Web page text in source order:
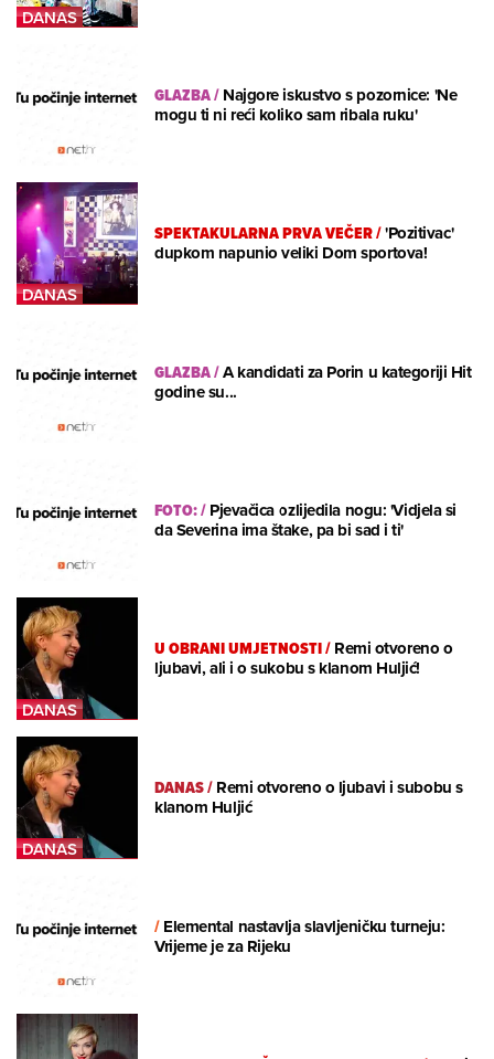
GLAZBA/Najgore iskustvo s pozornice: 'Ne
mogu ti ni reći koliko sam ribala ruku'
SPEKTAKULARNA PRVA VEČER/'Pozitivac'
dupkom napunio veliki Dom sportova!
GLAZBA/A kandidati za Porin u kategoriji Hit
godine su...
FOTO:/Pjevačica ozlijedila nogu: 'Vidjela si
da Severina ima štake, pa bi sad i ti'
U OBRANI UMJETNOSTI/Remi otvoreno o
ljubavi, ali i o sukobu s klanom Huljić!
DANAS/Remi otvoreno o ljubavi i subobu s
klanom Huljić
/Elemental nastavlja slavljeničku turneju:
Vrijeme je za Rijeku